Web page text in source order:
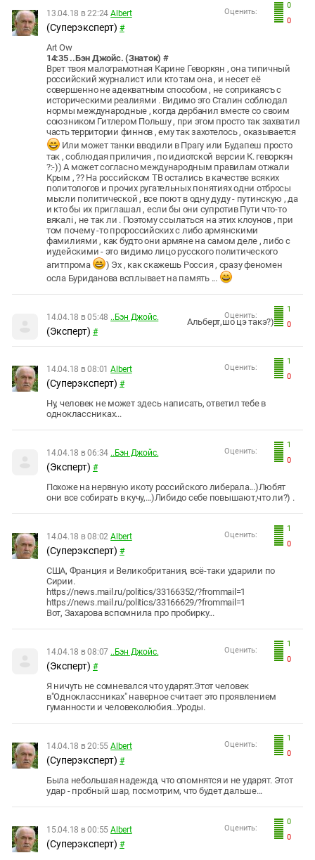
0
0
Оценить:
13.04.18 в 22:24 Albert
(Суперэксперт) #
Art Ow
14:35 ..Бэн Джойс. (Знаток) #
Врет твоя малограмотная Карине Геворкян , она типичный
российский журналист или кто там она , и несет её
совершенно не адекватным способом , не соприкаясъ с
историческими реалиями . Видимо это Сталин соблюдал
нормы международные , когда дербанил вместе со своим
союзником Гитлером Польшу , при этом просто так захватил
часть территории финнов , ему так захотелось , оказывается
Или может танки вводили в Прагу или Будапеш просто
так , соблюдая приличия , по идиотской версии К. геворкян
?:-)) А может согласно международным правилам отжали
Крым , ?? На российском ТВ остались в качестве всяких
политологов и прочих ругательных понятиях одни отбросы
мысли политической , все поют в одну дуду - путинскую , да
и кто бы их приглашал , если бы они супротив Пути что-то
вякалi , не так ли . Поэтому ссылаться на этих клоунов , при
том почему -то пророссийских с либо армянскими
фамилиями , как будто они армяне на самом деле , либо с
иудейскими - это видимо лицо русского политического
агитпрома
) Эх , как скажешь Россия , сразу феномен
осла Буриданова всплывает на память ...
1
0
Оценить:
14.04.18 в 05:48 ..Бэн Джойс.
(Эксперт) #
Альберт,шо цэ такэ?)
1
0
Оценить:
14.04.18 в 08:01 Albert
(Суперэксперт) #
Ну, человек не может здесь написать, ответил тебе в
одноклассниках...
1
0
Оценить:
14.04.18 в 06:34 ..Бэн Джойс.
(Эксперт) #
Похоже на нервную икоту российского либерала...)Любят
они все собирать в кучу,...)Либидо себе повышают,что ли?) .
1
0
Оценить:
14.04.18 в 08:02 Albert
(Суперэксперт) #
США, Франция и Великобритания, всё-таки ударили по
Сирии.
https://news.mail.ru/politics/33166352/?frommail=1
https://news.mail.ru/politics/33166629/?frommail=1
Вот, Захарова вспомнила про пробирку...
1
0
Оценить:
14.04.18 в 08:07 ..Бэн Джойс.
(Эксперт) #
Я ничуть не сомневался что ударят.Этот человек
в"Одноклассниках" наверное считает это проявлением
гуманности и человеколюбия...Уроды.
1
0
Оценить:
14.04.18 в 20:55 Albert
(Суперэксперт) #
Была небольшая надежда, что опомнятся и не ударят. Этот
удар - пробный шар, посмотрим, что будет дальше...
0
0
Оценить:
15.04.18 в 00:55 Albert
(Суперэксперт) #